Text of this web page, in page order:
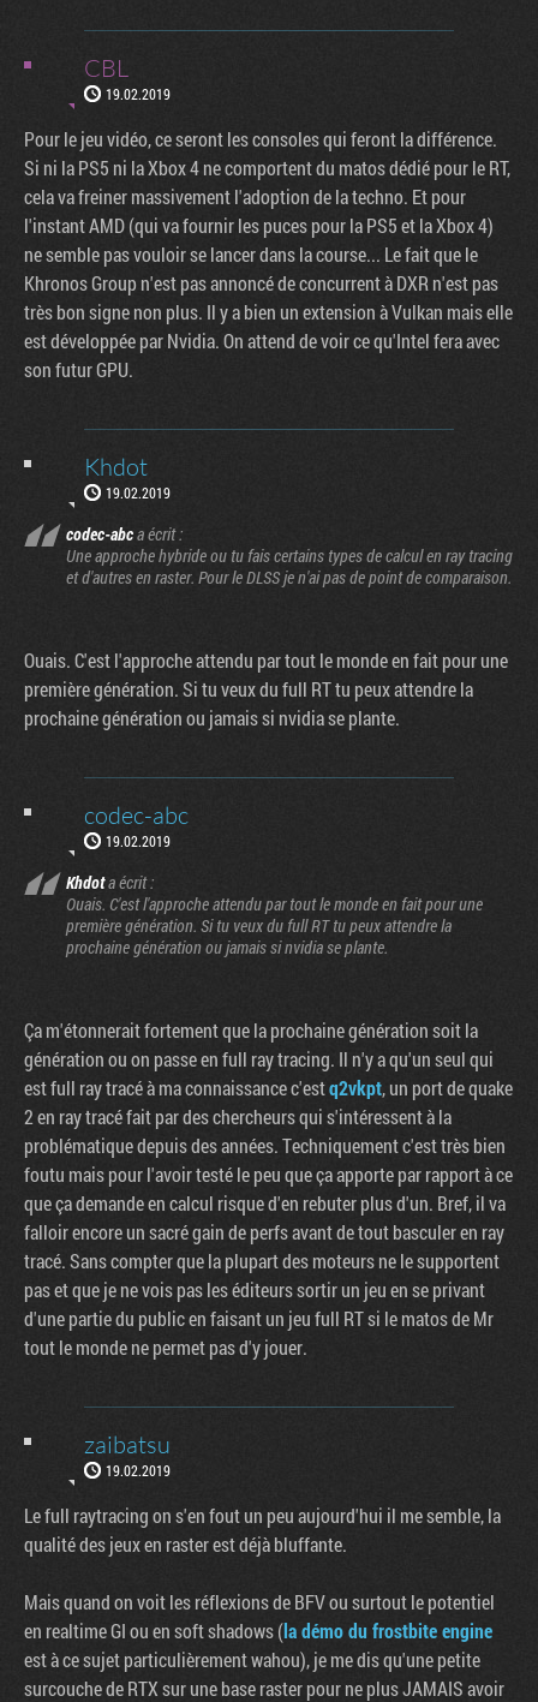
CBL
19.02.2019
Pour le jeu vidéo, ce seront les consoles qui feront la différence.
Si ni la PS5 ni la Xbox 4 ne comportent du matos dédié pour le RT,
cela va freiner massivement l'adoption de la techno. Et pour
l'instant AMD (qui va fournir les puces pour la PS5 et la Xbox 4)
ne semble pas vouloir se lancer dans la course... Le fait que le
Khronos Group n'est pas annoncé de concurrent à DXR n'est pas
très bon signe non plus. Il y a bien un extension à Vulkan mais elle
est développée par Nvidia. On attend de voir ce qu'Intel fera avec
son futur GPU.
Khdot
19.02.2019
codec-abca écrit :
Une approche hybride ou tu fais certains types de calcul en ray tracing
et d'autres en raster. Pour le DLSS je n'ai pas de point de comparaison.
Ouais. C'est l'approche attendu par tout le monde en fait pour une
première génération. Si tu veux du full RT tu peux attendre la
prochaine génération ou jamais si nvidia se plante.
codec-abc
19.02.2019
Khdota écrit :
Ouais. C'est l'approche attendu par tout le monde en fait pour une
première génération. Si tu veux du full RT tu peux attendre la
prochaine génération ou jamais si nvidia se plante.
Ça m'étonnerait fortement que la prochaine génération soit la
génération ou on passe en full ray tracing. Il n'y a qu'un seul qui
est full ray tracé à ma connaissance c'estq2vkpt, un port de quake
2 en ray tracé fait par des chercheurs qui s'intéressent à la
problématique depuis des années. Techniquement c'est très bien
foutu mais pour l'avoir testé le peu que ça apporte par rapport à ce
que ça demande en calcul risque d'en rebuter plus d'un. Bref, il va
falloir encore un sacré gain de perfs avant de tout basculer en ray
tracé. Sans compter que la plupart des moteurs ne le supportent
pas et que je ne vois pas les éditeurs sortir un jeu en se privant
d'une partie du public en faisant un jeu full RT si le matos de Mr
tout le monde ne permet pas d'y jouer.
zaibatsu
19.02.2019
Le full raytracing on s'en fout un peu aujourd'hui il me semble, la
qualité des jeux en raster est déjà bluffante.
Mais quand on voit les réflexions de BFV ou surtout le potentiel
en realtime GI ou en soft shadows (la démo du frostbite engine
est à ce sujet particulièrement wahou), je me dis qu'une petite
surcouche de RTX sur une base raster pour ne plus JAMAIS avoir